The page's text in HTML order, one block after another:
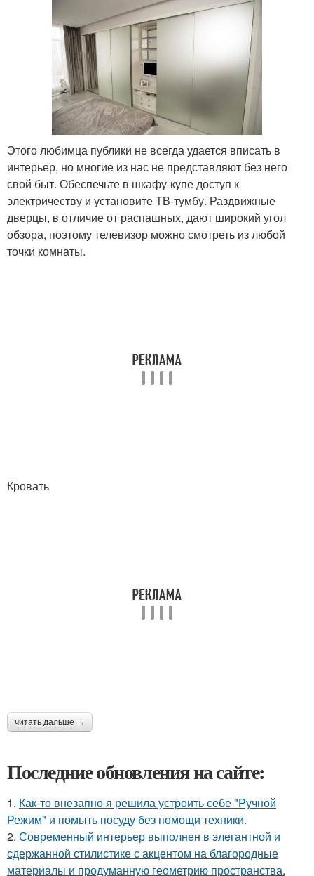
Этого любимца публики не всегда удается вписать в
интерьер, но многие из нас не представляют без него
свой быт. Обеспечьте в шкафу-купе доступ к
электричеству и установите ТВ-тумбу. Раздвижные
дверцы, в отличие от распашных, дают широкий угол
обзора, поэтому телевизор можно смотреть из любой
точки комнаты.
Кровать
читать дальше →
Последние обновления на сайте:
1. Как-то внезапно я решила устроить себе "Ручной
Режим" и помыть посуду без помощи техники.
2. Современный интерьер выполнен в элегантной и
сдержанной стилистике с акцентом на благородные
материалы и продуманную геометрию пространства.